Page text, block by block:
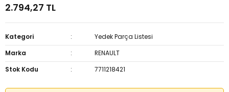
2.794,27 TL
Kategori
Yedek Parça Listesi
Marka
RENAULT
Stok Kodu
7711218421